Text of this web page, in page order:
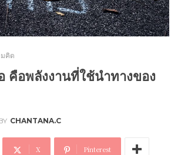
คิด
คือพลังงานที่ใช้นำทางของ
CHANTANA.C
X Pinterest